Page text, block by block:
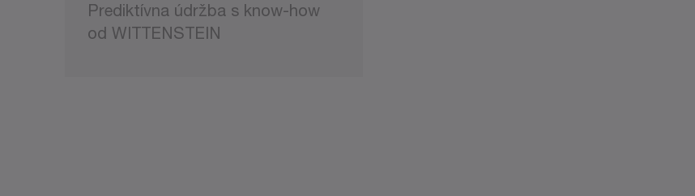
Prediktívna údržba s know-how
od WITTENSTEIN